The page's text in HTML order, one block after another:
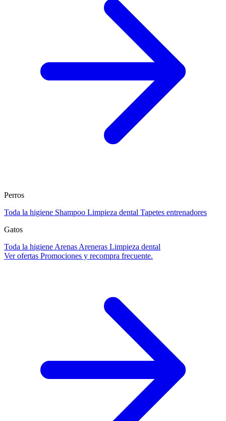
Perros
Toda la higiene Shampoo Limpieza dental Tapetes entrenadores
Gatos
Toda la higiene Arenas Areneras Limpieza dental
Ver ofertas Promociones y recompra frecuente.